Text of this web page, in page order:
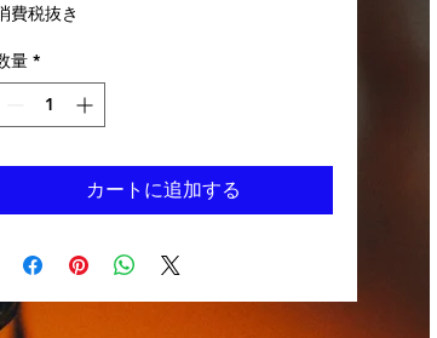
費税抜き
量 *
カートに追加する